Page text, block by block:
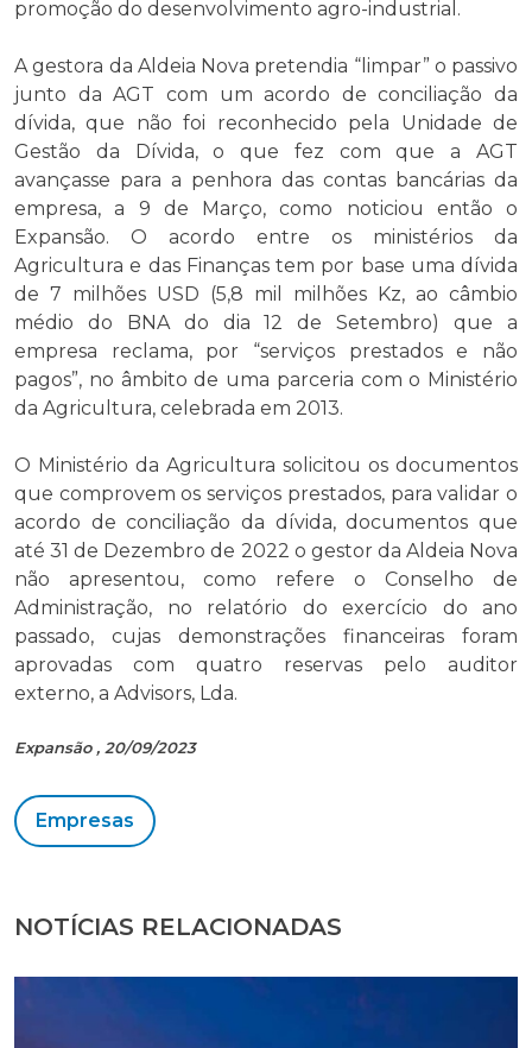
promoção do desenvolvimento agro-industrial.
A gestora da Aldeia Nova pretendia “limpar” o passivo
junto da AGT com um acordo de conciliação da
dívida, que não foi reconhecido pela Unidade de
Gestão da Dívida, o que fez com que a AGT
avançasse para a penhora das contas bancárias da
empresa, a 9 de Março, como noticiou então o
Expansão. O acordo entre os ministérios da
Agricultura e das Finanças tem por base uma dívida
de 7 milhões USD (5,8 mil milhões Kz, ao câmbio
médio do BNA do dia 12 de Setembro) que a
empresa reclama, por “serviços prestados e não
pagos”, no âmbito de uma parceria com o Ministério
da Agricultura, celebrada em 2013.
O Ministério da Agricultura solicitou os documentos
que comprovem os serviços prestados, para validar o
acordo de conciliação da dívida, documentos que
até 31 de Dezembro de 2022 o gestor da Aldeia Nova
não apresentou, como refere o Conselho de
Administração, no relatório do exercício do ano
passado, cujas demonstrações financeiras foram
aprovadas com quatro reservas pelo auditor
externo, a Advisors, Lda.
Expansão , 20/09/2023
Empresas
NOTÍCIAS RELACIONADAS